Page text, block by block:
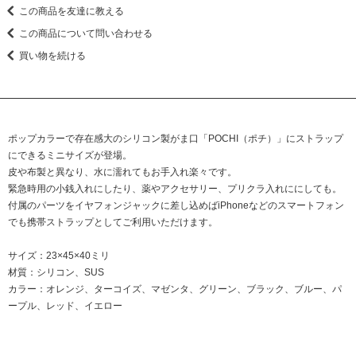
この商品を友達に教える
この商品について問い合わせる
買い物を続ける
ポップカラーで存在感大のシリコン製がま口「POCHI（ポチ）」にストラップ
にできるミニサイズが登場。
皮や布製と異なり、水に濡れてもお手入れ楽々です。
緊急時用の小銭入れにしたり、薬やアクセサリー、プリクラ入れににしても。
付属のパーツをイヤフォンジャックに差し込めばiPhoneなどのスマートフォン
でも携帯ストラップとしてご利用いただけます。
サイズ：23×45×40ミリ
材質：シリコン、SUS
カラー：オレンジ、ターコイズ、マゼンタ、グリーン、ブラック、ブルー、パ
ープル、レッド、イエロー